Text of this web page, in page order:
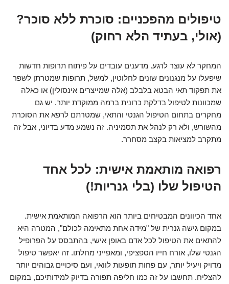
טיפולים מהפכניים: סוכרת ללא סוכר?
(אולי, בעתיד הלא רחוק)
המחקר לא עוצר לרגע. מדענים עובדים על פיתוח תרופות חדשות
שיפעלו על מנגנונים שונים לחלוטין, למשל, תרופות שמטרתן לשפר
את תפקוד תאי הבטא בלבלב (אלה שמייצרים אינסולין) או כאלה
שמכוונות לטיפול בדלקת כרונית ברמה ממוקדת יותר. יש גם
מחקרים בתחום הטיפול הגנטי והתאי, שמטרתם לרפא את הסוכרת
מהשורש, ולא רק לנהל את תסמיניה. זה נשמע מדע בדיוני, אבל זה
מתקרב למציאות בקצב מסחרר.
רפואה מותאמת אישית: לכל אחד
הטיפול שלו (בלי גנריות!)
אחד הכיוונים המבטיחים ביותר הוא הרפואה המותאמת אישית.
במקום גישה גנרית של "מידה אחת מתאימה לכולם", המטרה היא
להתאים את הטיפול לכל אדם באופן אישי, בהתבסס על הפרופיל
הגנטי שלו, אורח חייו הספציפי, ומאפייני מחלתו. זה יאפשר טיפול
מדויק ויעיל יותר, עם פחות תופעות לוואי, ועם סיכויים גבוהים יותר
להצליח. תחשבו על זה כמו חליפה תפורה בדיוק למידותיכם, במקום